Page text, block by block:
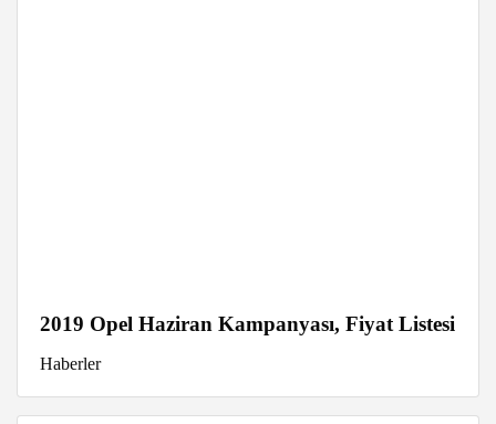
2019 Opel Haziran Kampanyası, Fiyat Listesi
Haberler